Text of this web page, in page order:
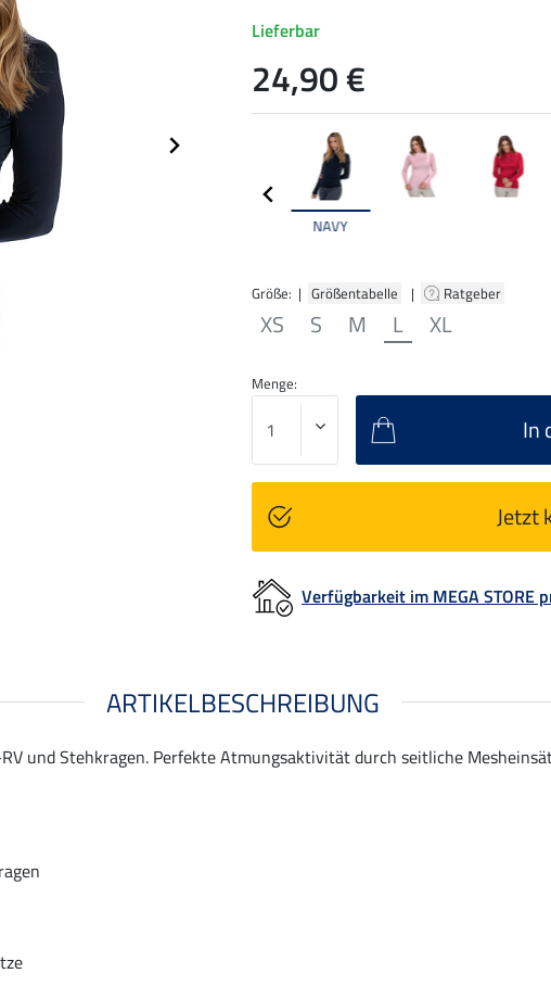
NAVY
Größe: | Größentabelle | Ratgeber
XS S M L XL
Lieferbar
24,90 €
Menge:
In
Jetzt
Verfügbarkeit im MEGA STORE
ARTIKELBESCHREIBUNG
und Stehkragen. Perfekte Atmungsaktivität durch seitliche